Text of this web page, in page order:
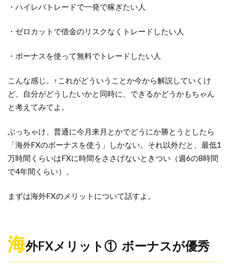
・ハイレバトレードで一発で稼ぎたい人
・ゼロカットで借金のリスクなくトレードしたい人
・ボーナスを使って無料でトレードしたい人
こんな感じ。↑これがどういうことか今から解説していくけ
ど、自分がどうしたいかと同時に、できるかどうかもちゃん
と考えてみてよ。
ぶっちゃけ、普通に今月来月とかでどうにか勝とうとしたら
「海外FXのボーナスを使う」しかない。それ以外だと、最低1
万時間くらいはFXに時間をささげないときつい（週6の8時間
で4年間くらい）。
まずは海外FXのメリットについて話すよ。
海外FXメリット① ボーナスが優秀